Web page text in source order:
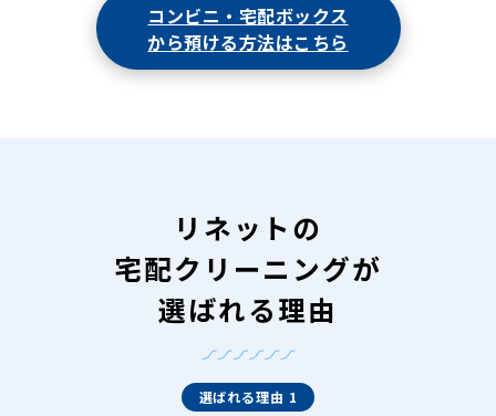
コンビニ・宅配ボックス
から預ける方法はこちら
リネットの
宅配クリーニングが
選ばれる理由
選ばれる理由 1